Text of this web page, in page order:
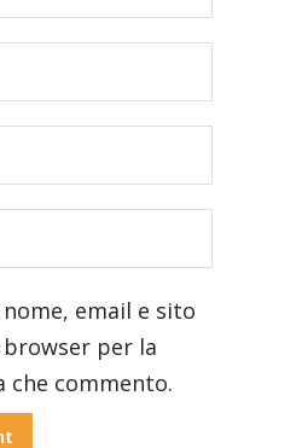
email e sito
per la
che commento.